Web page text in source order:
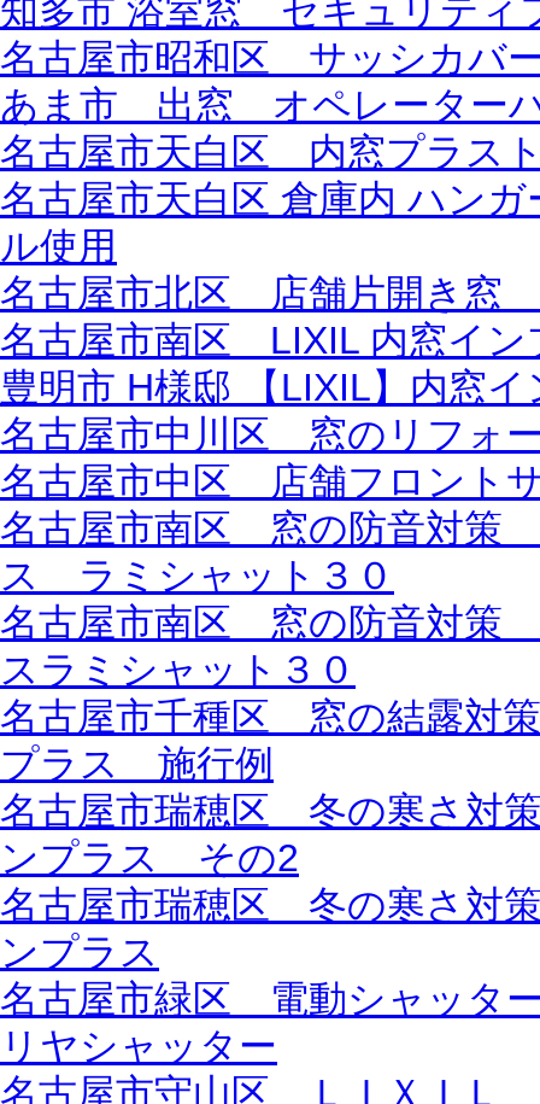
知多市 浴室窓 セキュリティ
名古屋市昭和区 サッシカバ
あま市 出窓 オペレーター
名古屋市天白区 内窓プラ
名古屋市天白区 倉庫内 ハン
ル使用
名古屋市北区 店舗片開き窓
名古屋市南区 LIXIL 内窓イ
豊明市 H様邸 【LIXIL】内窓
名古屋市中川区 窓のリフ
名古屋市中区 店舗フロント
名古屋市南区 窓の防音対策
ス ラミシャット３０
名古屋市南区 窓の防音対策
スラミシャット３０
名古屋市千種区 窓の結露
プラス 施行例
名古屋市瑞穂区 冬の寒さ対
ンプラス その2
名古屋市瑞穂区 冬の寒さ対
ンプラス
名古屋市緑区 電動シャッタ
リヤシャッター
名古屋市守山区 ＬＩＸＩ